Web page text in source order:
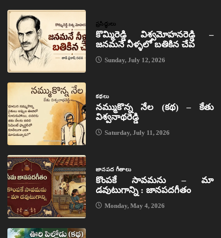
ప్రసిద్ధులు
కొమ్మిరెడ్డి విశ్వమోహనరెడ్డి –
జనమనే నీళ్ళలో బతికిన చేప
Sunday, July 12, 2026
కథలు
నమ్ముకొన్న నేల (కథ) – కేతు
విశ్వనాథరెడ్డి
Saturday, July 11, 2026
జానపద గీతాలు
కొంపకే సావమను – మా
డవుటుగాన్ని : జానపదగీతం
Monday, May 4, 2026